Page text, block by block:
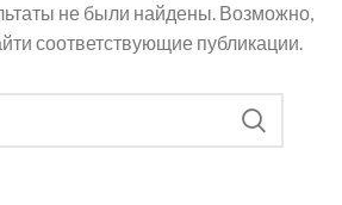
не были найдены. Возможно,
соответствующие публикации.